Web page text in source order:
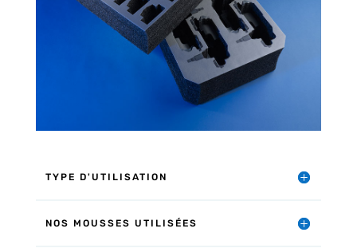
TYPE D'UTILISATION
NOS MOUSSES UTILISÉES